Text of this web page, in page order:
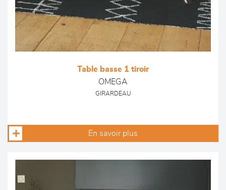
Table basse 1 tiroir
OMEGA
GIRARDEAU
En savoir plus